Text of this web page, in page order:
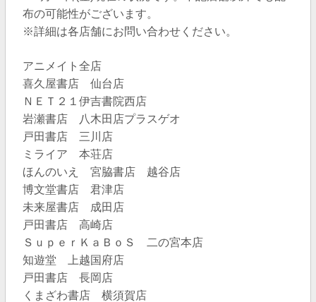
布の可能性がございます。
※詳細は各店舗にお問い合わせください。
アニメイト全店
喜久屋書店 仙台店
ＮＥＴ２１伊吉書院西店
岩瀬書店 八木田店プラスゲオ
戸田書店 三川店
ミライア 本荘店
ほんのいえ 宮脇書店 越谷店
博文堂書店 君津店
未来屋書店 成田店
戸田書店 高崎店
ＳｕｐｅｒＫａＢｏＳ 二の宮本店
知遊堂 上越国府店
戸田書店 長岡店
くまざわ書店 横須賀店